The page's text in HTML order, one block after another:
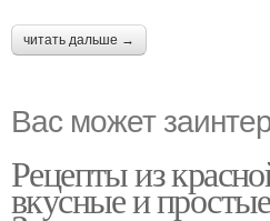
читать дальше →
Вас может
Рецепты из
вкусные и